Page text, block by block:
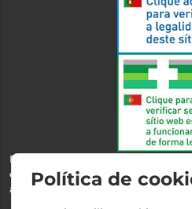
Esta farmácia encontra-se
dispensa de medicamentos e
através da internet.
Política de